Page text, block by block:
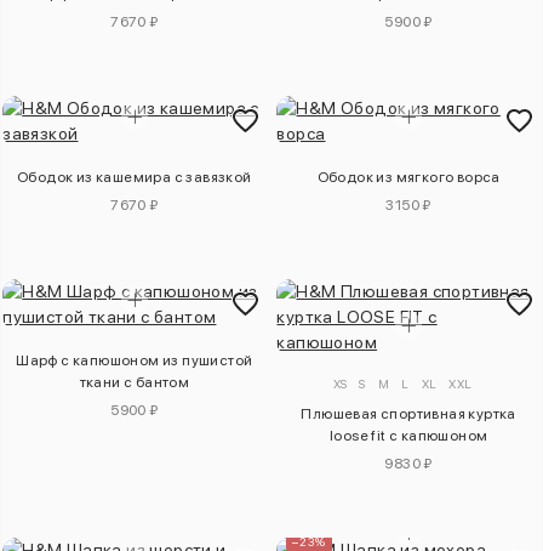
7670 ₽
5900 ₽
Ободок из кашемира с завязкой
7670 ₽
Ободок из мягкого ворса
3150 ₽
Шарф с капюшоном из пушистой
ткани с бантом
5900 ₽
XS S M L XL XXL
Плюшевая спортивная куртка
loose fit с капюшоном
9830 ₽
–23%